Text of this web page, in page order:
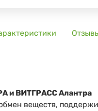
и ВИТГРАСС Алантра
веществ,